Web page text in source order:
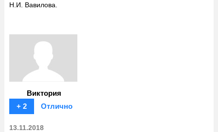
Н.И. Вавилова.
Виктория
+ 2
Отлично
13.11.2018